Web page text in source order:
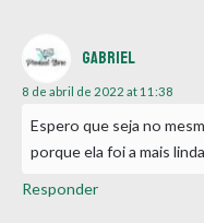
Gabriel
8 de abril de 2022 at 11:38
Espero que seja no
porque ela foi a mais
Responder